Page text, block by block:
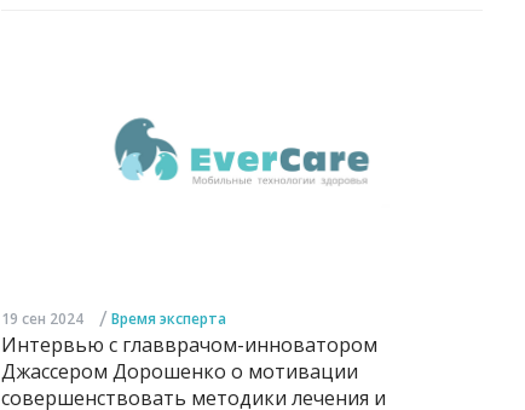
19 сен 2024 / Время эксперта
Интервью с главврачом-инноватором
Джассером Дорошенко о мотивации
совершенствовать методики лечения и